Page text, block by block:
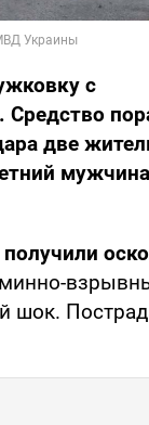
с
две
шок.